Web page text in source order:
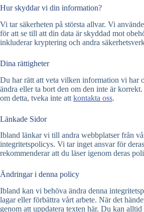
Hur skyddar vi din information?
Vi tar säkerheten på största allvar. Vi
för att se till att din data är skyddad mot
inkluderar kryptering och andra
Dina rättigheter
Du har rätt att veta vilken information vi har
ändra eller ta bort den om den inte är
om detta, tveka inte att kontakta oss.
Länkade Sidor
Ibland länkar vi till andra webbplatser från
integritetspolicys. Vi tar inget ansvar för
rekommenderar att du läser igenom deras
Ändringar i denna policy
Ibland kan vi behöva ändra denna
lagar eller förbättra vårt arbete. När det
genom att uppdatera texten här. Du kan